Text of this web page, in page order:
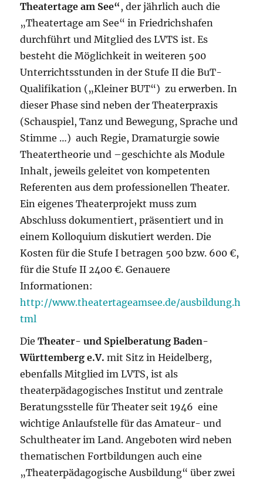
Theatertage am See“, der jährlich auch die
„Theatertage am See“ in Friedrichshafen
durchführt und Mitglied des LVTS ist. Es
besteht die Möglichkeit in weiteren 500
Unterrichtsstunden in der Stufe II die BuT-
Qualifikation („Kleiner BUT“) zu erwerben. In
dieser Phase sind neben der Theaterpraxis
(Schauspiel, Tanz und Bewegung, Sprache und
Stimme …) auch Regie, Dramaturgie sowie
Theatertheorie und –geschichte als Module
Inhalt, jeweils geleitet von kompetenten
Referenten aus dem professionellen Theater.
Ein eigenes Theaterprojekt muss zum
Abschluss dokumentiert, präsentiert und in
einem Kolloquium diskutiert werden. Die
Kosten für die Stufe I betragen 500 bzw. 600 €,
für die Stufe II 2400 €. Genauere
Informationen:
http://www.theatertageamsee.de/ausbildung.h
tml
DieTheater- und Spielberatung Baden-
Württemberg e.V.mit Sitz in Heidelberg,
ebenfalls Mitglied im LVTS, ist als
theaterpädagogisches Institut und zentrale
Beratungsstelle für Theater seit 1946 eine
wichtige Anlaufstelle für das Amateur- und
Schultheater im Land. Angeboten wird neben
thematischen Fortbildungen auch eine
„Theaterpädagogische Ausbildung“ über zwei